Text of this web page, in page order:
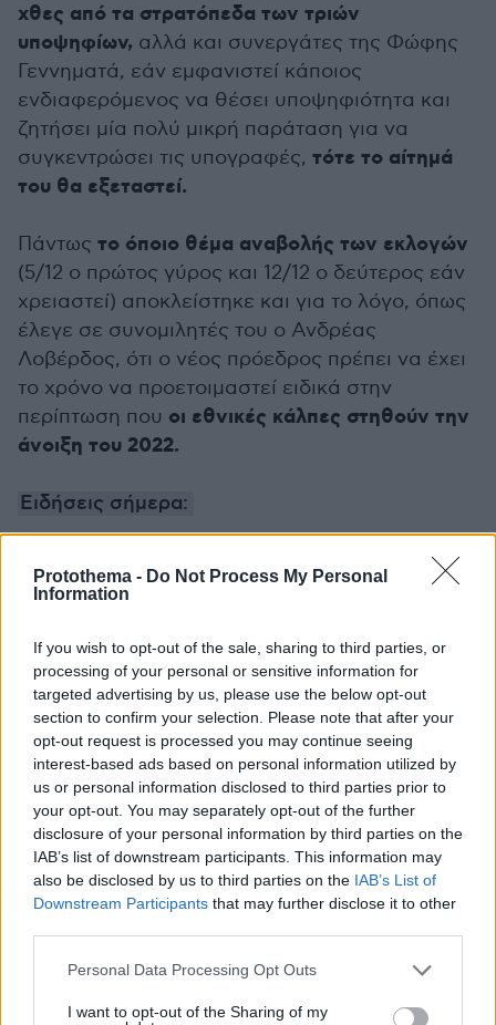
Protothema - Do Not Process My Personal
Information
If you wish to opt-out of the sale, sharing to third parties, or
processing of your personal or sensitive information for
targeted advertising by us, please use the below opt-out
section to confirm your selection. Please note that after your
opt-out request is processed you may continue seeing
interest-based ads based on personal information utilized by
us or personal information disclosed to third parties prior to
your opt-out. You may separately opt-out of the further
disclosure of your personal information by third parties on the
IAB’s list of downstream participants. This information may
also be disclosed by us to third parties on the IAB’s List of
Downstream Participants that may further disclose it to other
Please note that this website/app uses one or more Google
not limited to your visit or usage behaviour. You may click to
Personal Data Processing Opt Outs
I want to opt-out of the Sharing of my
χθες από τα στρατόπεδα των τριών
υποψηφίων, αλλά και συνεργάτες της Φώφης
Γεννηματά, εάν εμφανιστεί κάποιος
ενδιαφερόμενος να θέσει υποψηφιότητα και
ζητήσει μία πολύ μικρή παράταση για να
συγκεντρώσει τις υπογραφές, τότε το αίτημά
του θα εξεταστεί.
Πάντως το όποιο θέμα αναβολής των εκλογών
(5/12 ο πρώτος γύρος και 12/12 ο δεύτερος εάν
χρειαστεί) αποκλείστηκε και για το λόγο, όπως
έλεγε σε συνομιλητές του ο Ανδρέας
Λοβέρδος, ότι ο νέος πρόεδρος πρέπει να έχει
το χρόνο να προετοιμαστεί ειδικά στην
περίπτωση που οι εθνικές κάλπες στηθούν την
άνοιξη του 2022.
Ειδήσεις σήμερα:
Τουρκία: Νέες θεωρίες συνωμοσίας για την
παρουσία των αμερικανικών F-15 στην Ελλάδα
Φρίκη στη Ρόδο: 8χρονη νοσηλεύεται μετά από
καταγγελία για βιασμό
Τώρα ο Γρηγόρης Πετράκος θα τραγουδά μόνο
για εμβολιασμένους και δηλώνει: «Δεν είμαι
αντιεμβολιαστής»
Ακολουθήστε το protothema.gr στο Google News
και μάθετε πρώτοι όλες τις ειδήσεις
και τον Κόσμο, τη στιγμή που συμβαίνουν, στο